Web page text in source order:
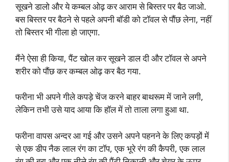
सूखने डालो और ये कम्बल ओढ़ कर आराम से बिस्तर पर बैठ जाओ.
बस बिस्तर पर बैठने से पहले अपनी बॉडी को टॉवल से पौंछ लेना, नहीं
तो बिस्तर भी गीला हो जाएगा.
मैंने ऐसा ही किया, पैंट खोल कर सूखने डाल दी और टॉवल से अपने
शरीर को पौंछ कर कम्बल ओढ़ कर बैठ गया.
फरीना भी अपने गीले कपड़े चेंज करने बाहर बाथरूम में जाने लगी,
लेकिन तभी उसे याद आया कि हॉल में तो ताला लगा हुआ था.
फरीना वापस अन्दर आ गई और उसने अपने पहनने के लिए कपड़ों में
से एक डीप नैक लाल रंग का टॉप, एक भूरे रंग की कैपरी, एक लाल